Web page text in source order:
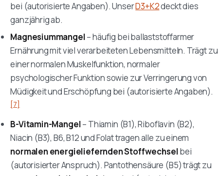
bei (autorisierte Angaben). UnserD3+K2deckt dies
ganzjährig ab.
Magnesiummangel– häufig bei ballaststoffarmer
Ernährung mit viel verarbeiteten Lebensmitteln. Trägt zu
einer normalen Muskelfunktion, normaler
psychologischer Funktion sowie zur Verringerung von
Müdigkeit und Erschöpfung bei (autorisierte Angaben).
[7]
B-Vitamin-Mangel– Thiamin (B1), Riboflavin (B2),
Niacin (B3), B6, B12 und Folat tragen alle zu einem
normalen energieliefernden Stoffwechselbei
(autorisierter Anspruch). Pantothensäure (B5) trägt zu